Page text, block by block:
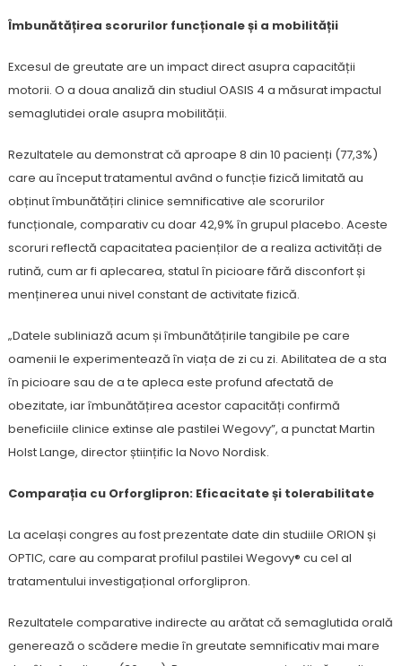
Îmbunătățirea scorurilor funcționale și a mobilității
Excesul de greutate are un impact direct asupra capacității
motorii. O a doua analiză din studiul OASIS 4 a măsurat impactul
semaglutidei orale asupra mobilității.
Rezultatele au demonstrat că aproape 8 din 10 pacienți (77,3%)
care au început tratamentul având o funcție fizică limitată au
obținut îmbunătățiri clinice semnificative ale scorurilor
funcționale, comparativ cu doar 42,9% în grupul placebo. Aceste
scoruri reflectă capacitatea pacienților de a realiza activități de
rutină, cum ar fi aplecarea, statul în picioare fără disconfort și
menținerea unui nivel constant de activitate fizică.
„Datele subliniază acum și îmbunătățirile tangibile pe care
oamenii le experimentează în viața de zi cu zi. Abilitatea de a sta
în picioare sau de a te apleca este profund afectată de
obezitate, iar îmbunătățirea acestor capacități confirmă
beneficiile clinice extinse ale pastilei Wegovy”, a punctat Martin
Holst Lange, director științific la Novo Nordisk.
Comparația cu Orforglipron: Eficacitate și tolerabilitate
La același congres au fost prezentate date din studiile ORION și
OPTIC, care au comparat profilul pastilei Wegovy® cu cel al
tratamentului investigațional orforglipron.
Rezultatele comparative indirecte au arătat că semaglutida orală
generează o scădere medie în greutate semnificativ mai mare